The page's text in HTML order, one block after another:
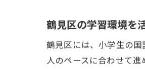
鶴見区の学習環境を
鶴見区には、小学生の
人のペースに合わせて